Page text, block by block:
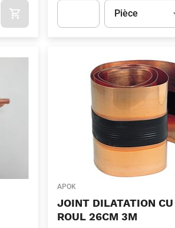
Unité
Pièce
APOK
JOINT DILATATION
ROUL 26CM 3M